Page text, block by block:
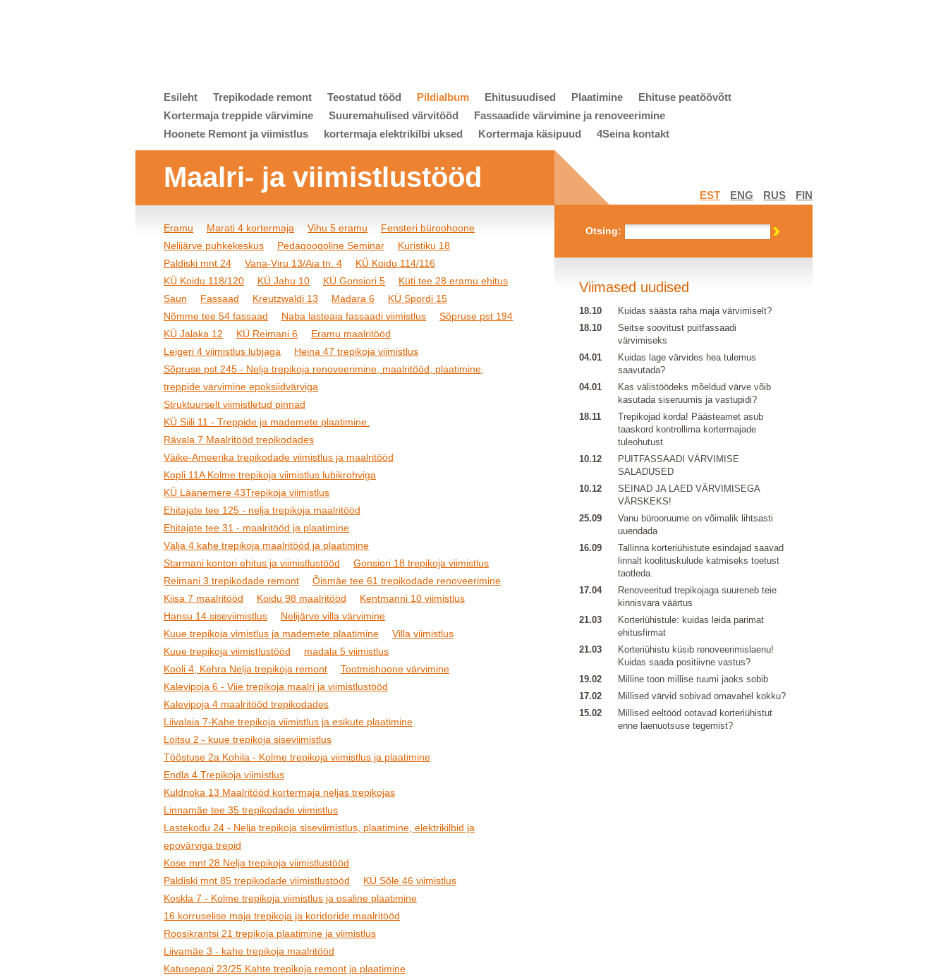
Esileht Trepikodade remont Teostatud tööd Pildialbum Ehitusuudised Plaatimine
Ehituse peatöövõtt
Kortermaja treppide värvimine
Suuremahulised värvitööd
Fassaadide värvimine ja renoveerimine
Hoonete Remont ja viimistlus
kortermaja elektrikilbi uksed Kortermaja käsipuud 4Seina kontakt
Maalri- ja viimistlustööd
Eramu Marati 4 kortermaja Vihu 5 eramu
Fensteri büroohoone
Nelijärve puhkekeskus
Pedagoogoline Seminar
Kuristiku 18
Paldiski mnt 24
Vana-Viru 13/Aia tn. 4
KÜ Koidu 114/116
KÜ Koidu 118/120
KÜ Jahu 10 KÜ Gonsiori 5
Küti tee 28 eramu ehitus
Saun
Fassaad Kreutzwaldi 13 Madara 6
KÜ Spordi 15
Nõmme tee 54 fassaad
Naba lasteaia fassaadi viimistlus
Sõpruse pst 194
KÜ Jalaka 12
KÜ Reimani 6
Eramu maalritööd
Leigeri 4 viimistlus lubjaga
Heina 47 trepikoja viimistlus
Sõpruse pst 245 - Nelja trepikoja renoveerimine, maalritööd, plaatimine,
treppide värvimine epoksiidvärviga
Struktuurselt viimistletud pinnad
KÜ Siili 11 - Treppide ja mademete plaatimine.
Rävala 7 Maalritööd trepikodades
Väike-Ameerika trepikodade viimistlus ja maalritööd
Kopli 11A Kolme trepikoja viimistlus lubikrohviga
KÜ Läänemere 43Trepikoja viimistlus
Ehitajate tee 125 - nelja trepikoja maalritööd
Ehitajate tee 31 - maalritööd ja plaatimine
Välja 4 kahe trepikoja maalritööd ja plaatimine
Starmani kontori ehitus ja viimistlustööd
Gonsiori 18 trepikoja viimistlus
Reimani 3 trepikodade remont
Õismäe tee 61 trepikodade renoveerimine
Kiisa 7 maalritööd
Koidu 98 maalritööd
Kentmanni 10 viimistlus
Hansu 14 siseviimistlus
Nelijärve villa värvimine
Kuue trepikoja vimistlus ja mademete plaatimine
Villa viimistlus
Kuue trepikoja viimistlustööd
madala 5 viimistlus
Kooli 4, Kehra Nelja trepikoja remont
Tootmishoone värvimine
Kalevipoja 6 - Viie trepikoja maalri ja viimistlustööd
Kalevipoja 4 maalritööd trepikodades
Liivalaia 7-Kahe trepikoja viimistlus ja esikute plaatimine
Loitsu 2 - kuue trepikoja siseviimistlus
Tööstuse 2a Kohila - Kolme trepikoja viimistlus ja plaatimine
Endla 4 Trepikoja viimistlus
Kuldnoka 13 Maalritööd kortermaja neljas trepikojas
Linnamäe tee 35 trepikodade viimistlus
Lastekodu 24 - Nelja trepikoja siseviimistlus, plaatimine, elektrikilbid ja
epovärviga trepid
Kose mnt 28 Nelja trepikoja viimistlustööd
Paldiski mnt 85 trepikodade viimistlustööd
KÜ Sõle 46 viimistlus
Koskla 7 - Kolme trepikoja viimistlus ja osaline plaatimine
16 korruselise maja trepikoja ja koridoride maalritööd
Roosikrantsi 21 trepikoja plaatimine ja viimistlus
Liivamäe 3 - kahe trepikoja maalritööd
Katusepapi 23/25 Kahte trepikoja remont ja plaatimine
EST ENG RUS FIN
Otsing:
Viimased uudised
18.10
Kuidas säästa raha maja värvimiselt?
18.10
Seitse soovitust puitfassaadi
värvimiseks
04.01
Kuidas lage värvides hea tulemus
saavutada?
04.01
Kas välistöödeks mõeldud värve võib
kasutada siseruumis ja vastupidi?
18.11
Trepikojad korda! Päästeamet asub
taaskord kontrollima kortermajade
tuleohutust
10.12
PUITFASSAADI VÄRVIMISE
SALADUSED
10.12
SEINAD JA LAED VÄRVIMISEGA
VÄRSKEKS!
25.09
Vanu bürooruume on võimalik lihtsasti
uuendada
16.09
Tallinna korteriühistute esindajad saavad
linnalt koolituskulude katmiseks toetust
taotleda.
17.04
Renoveeritud trepikojaga suureneb teie
kinnisvara väärtus
21.03
Korteriühistule: kuidas leida parimat
ehitusfirmat
21.03
Korteriühistu küsib renoveerimislaenu!
Kuidas saada positiivne vastus?
19.02
Milline toon millise ruumi jaoks sobib
17.02
Millised värvid sobivad omavahel kokku?
15.02
Millised eeltööd ootavad korteriühistut
enne laenuotsuse tegemist?